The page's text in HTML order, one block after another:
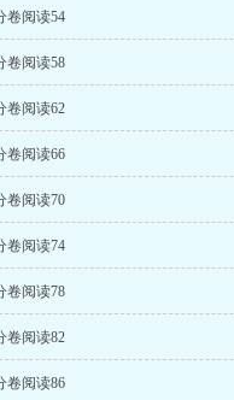
卷阅读54
卷阅读58
卷阅读62
卷阅读66
卷阅读70
卷阅读74
卷阅读78
卷阅读82
卷阅读86